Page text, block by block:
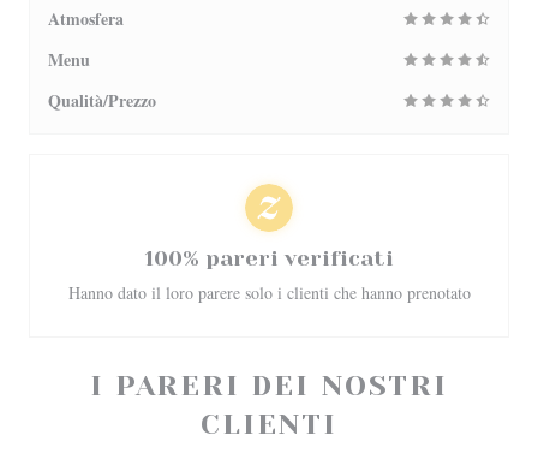
I PARERI DEI NOSTRI
CLIENTI
Atmosfera
Menu
Qualità/Prezzo
100% pareri verificati
Hanno dato il loro parere solo i clienti che hanno prenotato